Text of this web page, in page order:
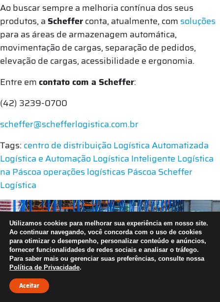
Ao buscar sempre a melhoria contínua dos seus
produtos, aSchefferconta, atualmente, com soluções
para as áreas de armazenagem automática,
movimentação de cargas, separação de pedidos,
elevação de cargas, acessibilidade e ergonomia.
Entre emcontato com a Scheffer:
(42) 3239-0700
scheffer@schefferlogistica.com.br
Tags: centro de distribuiçãoLogística Automatizada
Logística e AutomaçãoLogística Inteligente Logística
na Páscoa operações logísticas Páscoa Scheffer
Logística
Utilizamos cookies para melhorar sua experiência em nosso site.
Ao continuar navegando, você concorda com o uso de cookies
para otimizar o desempenho, personalizar conteúdo e anúncios,
fornecer funcionalidades de redes sociais e analisar o tráfego.
Para saber mais ou gerenciar suas preferências, consulte nossa
Política de Privacidade.
Aceitar